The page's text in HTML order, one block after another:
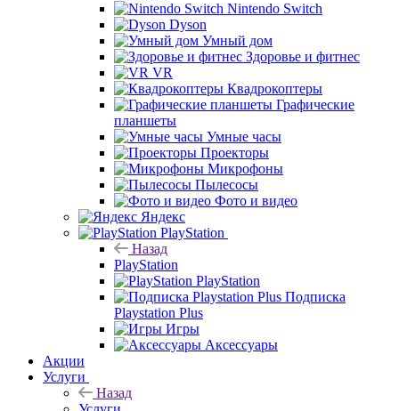
Nintendo Switch
Dyson
Умный дом
Здоровье и фитнес
VR
Квадрокоптеры
Графические
планшеты
Умные часы
Проекторы
Микрофоны
Пылесосы
Фото и видео
Яндекс
PlayStation
Назад
PlayStation
PlayStation
Подписка
Playstation Plus
Игры
Аксессуары
Акции
Услуги
Назад